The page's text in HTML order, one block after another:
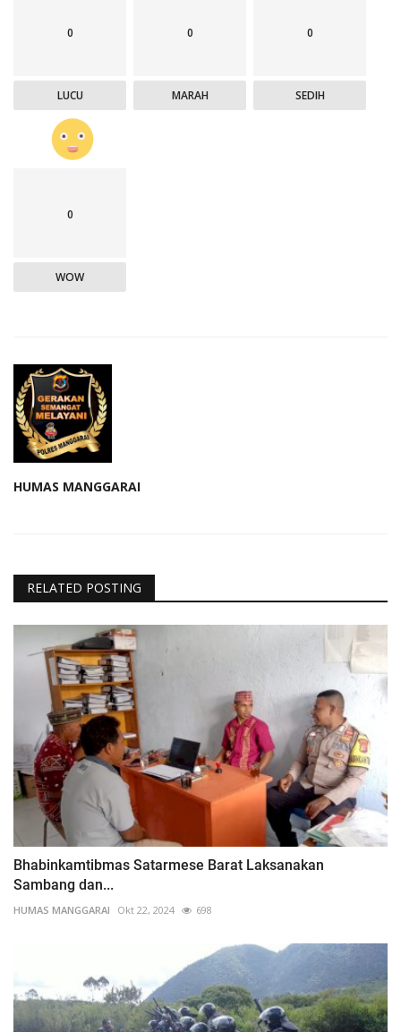
0
LUCU
0
MARAH
0
SEDIH
0
WOW
HUMAS MANGGARAI
RELATED POSTING
Bhabinkamtibmas Satarmese Barat Laksanakan
Sambang dan...
HUMAS MANGGARAI Okt 22, 2024 698